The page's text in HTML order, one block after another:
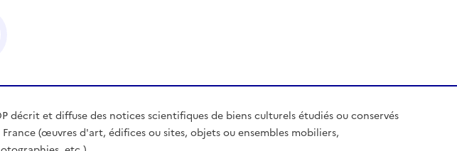
décrit et diffuse des notices scientifiques de biens culturels étudiés ou conservés
France (œuvres d'art, édifices ou sites, objets ou ensembles mobiliers,